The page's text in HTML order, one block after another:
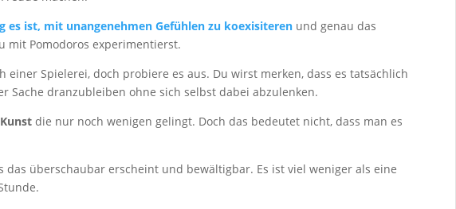
es ist, mit unangenehmen Gefühlen zu koexisiteren und genau das
Pomodoros experimentierst.
einer Spielerei, doch probiere es aus. Du wirst merken, dass es tatsächlich
Sache dranzubleiben ohne sich selbst dabei abzulenken.
die nur noch wenigen gelingt. Doch das bedeutet nicht, dass man es
das überschaubar erscheint und bewältigbar. Es ist viel weniger als eine